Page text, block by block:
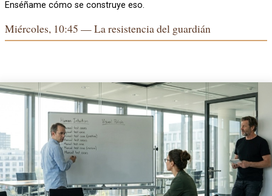
Enséñame cómo se construye eso.
Miércoles, 10:45 — La resistencia del guardián